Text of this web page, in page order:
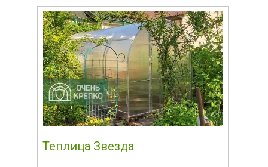
Теплица Звезда